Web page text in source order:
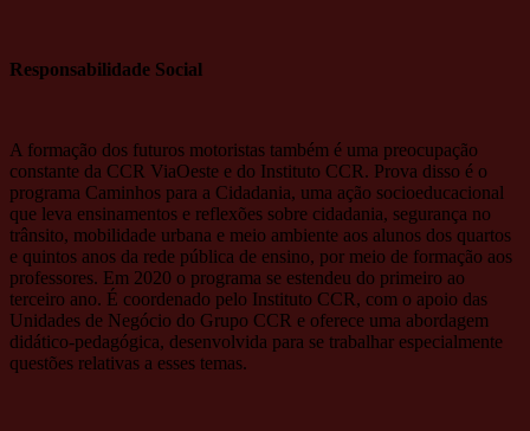
Responsabilidade Social
A formação dos futuros motoristas também é uma preocupação
constante da CCR ViaOeste e do Instituto CCR. Prova disso é o
programa Caminhos para a Cidadania, uma ação socioeducacional
que leva ensinamentos e reflexões sobre cidadania, segurança no
trânsito, mobilidade urbana e meio ambiente aos alunos dos quartos
e quintos anos da rede pública de ensino, por meio de formação aos
professores. Em 2020 o programa se estendeu do primeiro ao
terceiro ano. É coordenado pelo Instituto CCR, com o apoio das
Unidades de Negócio do Grupo CCR e oferece uma abordagem
didático-pedagógica, desenvolvida para se trabalhar especialmente
questões relativas a esses temas.